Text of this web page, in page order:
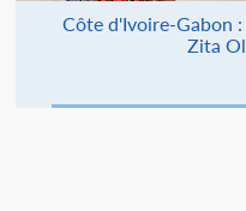
Côte d'Ivoire-Gabon
Zita